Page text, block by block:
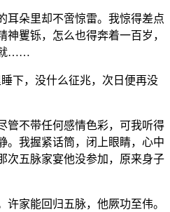
耳朵里却不啻惊雷。我惊得差点
矍铄，怎么也得奔着一百岁，
就……
下，没什么征兆，次日便再没
管不带任何感情色彩，可我听得
。我握紧话筒，闭上眼睛，心中
次五脉家宴他没参加，原来身子
家能回归五脉，他厥功至伟。